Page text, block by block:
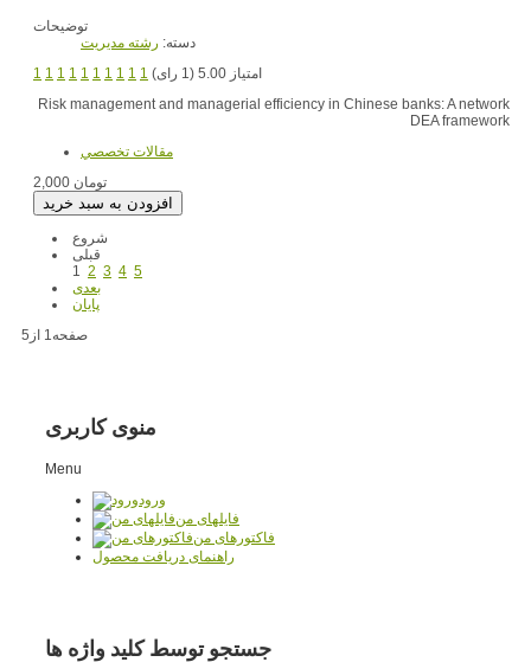
توضیحات
دسته: رشته مديريت
1 1 1 1 1 1 1 1 1 1
امتیاز 5.00 (1 رای)
Risk management and managerial efficiency in Chinese banks: A network
DEA framework
مقالات تخصصي
2,000 تومان
شروع
قبلی
1 2 3 4 5
بعدی
پایان
صفحه1 از5
منوی کاربری
Menu
ورود
فایلهای من
فاکتورهای من
راهنمای دریافت محصول
جستجو توسط کلید واژه ها